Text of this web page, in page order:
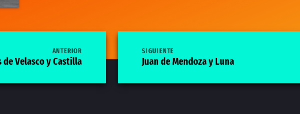
ANTERIOR
de Velasco y Castilla
SIGUIENTE
Juan de Mendoza y Luna